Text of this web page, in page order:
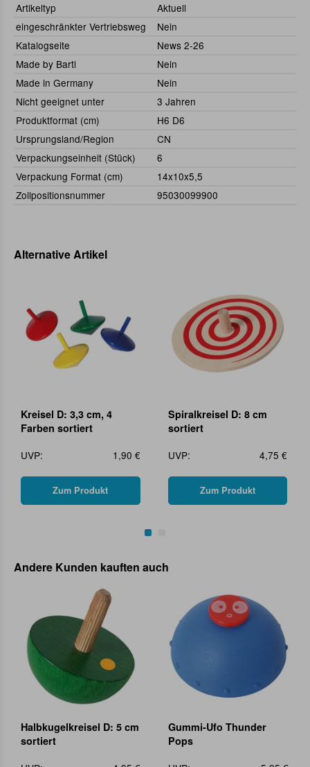
Artikeltyp
Aktuell
eingeschränkter Vertriebsweg
Nein
Katalogseite
News 2-26
Made by Bartl
Nein
Made in Germany
Nein
Nicht geeignet unter
3 Jahren
Produktformat (cm)
H6 D6
Ursprungsland/Region
CN
Verpackungseinheit (Stück)
6
Verpackung Format (cm)
14x10x5,5
Zollpositionsnummer
95030099900
Alternative Artikel
Kreisel D: 3,3 cm, 4
Farben sortiert
UVP:
1,90 €
Zum Produkt
Spiralkreisel D: 8 cm
sortiert
UVP:
4,75 €
Zum Produkt
Andere Kunden kauften auch
Halbkugelkreisel D: 5 cm
sortiert
Gummi-Ufo Thunder
Pops